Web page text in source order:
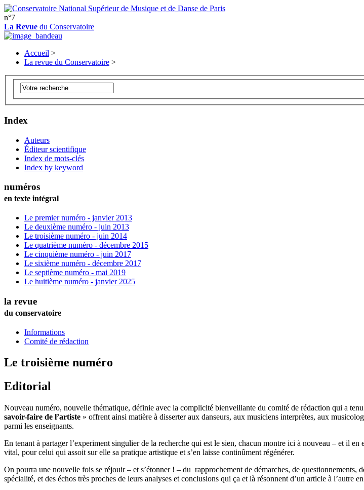
n°7
La Revue du Conservatoire
Accueil >
La revue du Conservatoire >
Index
Auteurs
Éditeur scientifique
Index de mots-clés
Index by keyword
numéros
en texte intégral
Le premier numéro - janvier 2013
Le deuxième numéro - juin 2013
Le troisième numéro - juin 2014
Le quatrième numéro - décembre 2015
Le cinquième numéro - juin 2017
Le sixième numéro - décembre 2017
Le septième numéro - mai 2019
Le huitième numéro - janvier 2025
la revue
du conservatoire
Informations
Comité de rédaction
Le troisième numéro
Editorial
Nouveau numéro, nouvelle thématique, définie avec la complicité bienveillante du comité de rédaction qui a
savoir-faire de l’artiste » offrent ainsi matière à disserter aux danseurs, aux musiciens interprètes, aux
parmi les enseignants.
En tenant à partager l’experiment singulier de la recherche qui est le sien, chacun montre ici à nouveau – et il
vital, pour celui qui assoit sur elle sa pratique artistique et s’en laisse continûment régénérer.
On pourra une nouvelle fois se réjouir – et s’étonner ! – du rapprochement de démarches, de
spécialité, et des échos très proches de leurs analyses et conclusions qui ça et là résonnent d’un article à l’autre